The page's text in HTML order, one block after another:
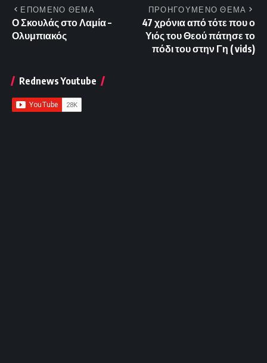
ΕΠΟΜΕΝΟ ΘΕΜΑ
Ο Σκουλάς στο Λαμία –
Ολυμπιακός
ΠΡΟΗΓΟΥΜΕΝΟ ΘΕΜΑ
47 χρόνια από τότε που ο
Υιός του Θεού πάτησε το
πόδι του στην Γη ( vids)
Rednews Youtube